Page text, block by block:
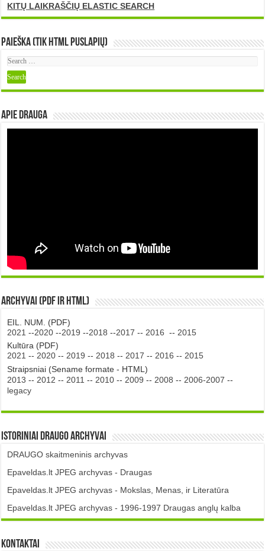
KITŲ LAIKRAŠČIŲ ELASTIC SEARCH
Paieška (tik HTML puslapių)
Apie DRAUGA
Archyvai (PDF ir HTML)
EIL. NUM. (PDF)
2021 --2020 --2019 --2018 --2017 -- 2016 -- 2015
Kultūra (PDF)
2021 -- 2020 -- 2019 -- 2018 -- 2017 -- 2016 -- 2015
Straipsniai (Sename formate - HTML)
2013 -- 2012 -- 2011 -- 2010 -- 2009 -- 2008 -- 2006-2007 --
legacy
Istoriniai DRAUGO Archyvai
DRAUGO skaitmeninis archyvas
Epaveldas.lt JPEG archyvas - Draugas
Epaveldas.lt JPEG archyvas - Mokslas, Menas, ir Literatūra
Epaveldas.lt JPEG archyvas - 1996-1997 Draugas anglų kalba
Kontaktai